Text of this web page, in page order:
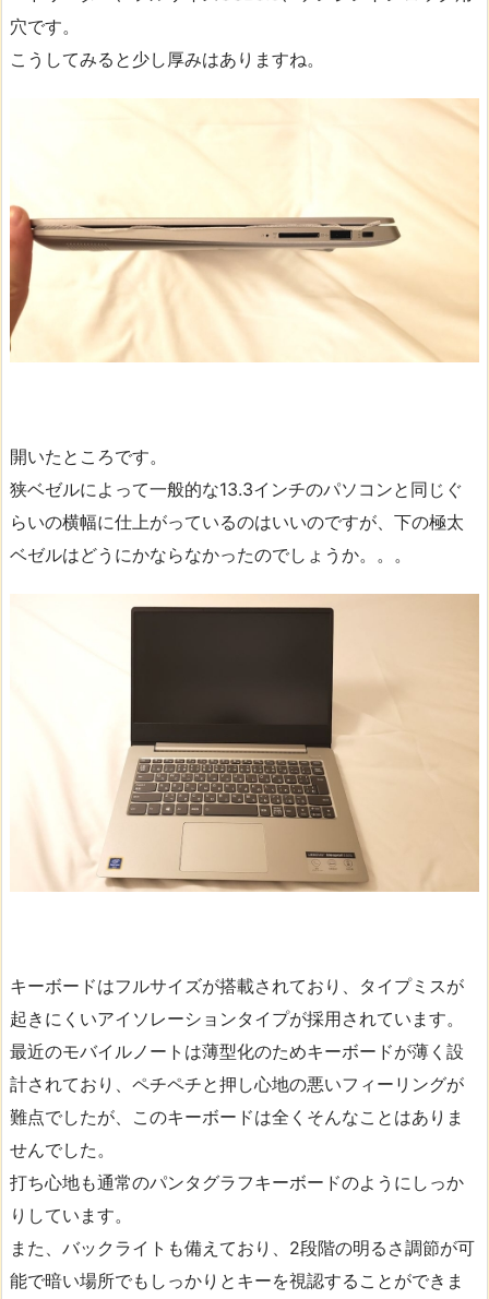
穴です。
こうしてみると少し厚みはありますね。
開いたところです。
狭ベゼルによって一般的な13.3インチのパソコンと同じぐ
らいの横幅に仕上がっているのはいいのですが、下の極太
ベゼルはどうにかならなかったのでしょうか。。。
キーボードはフルサイズが搭載されており、タイプミスが
起きにくいアイソレーションタイプが採用されています。
最近のモバイルノートは薄型化のためキーボードが薄く設
計されており、ペチペチと押し心地の悪いフィーリングが
難点でしたが、このキーボードは全くそんなことはありま
せんでした。
打ち心地も通常のパンタグラフキーボードのようにしっか
りしています。
また、バックライトも備えており、2段階の明るさ調節が可
能で暗い場所でもしっかりとキーを視認することができま